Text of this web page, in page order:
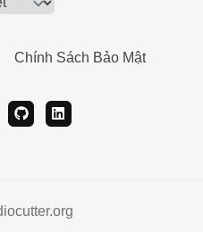
Chính Sách Bảo Mật
githublinkedin